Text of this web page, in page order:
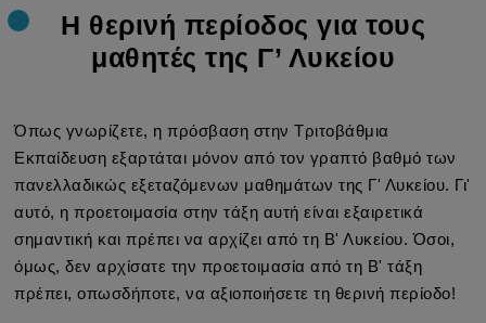
Η θερινή περίοδος για τους
μαθητές της Γ’ Λυκείου
Όπως γνωρίζετε, η πρόσβαση στην Τριτοβάθμια
Εκπαίδευση εξαρτάται μόνον από τον γραπτό βαθμό των
πανελλαδικώς εξεταζόμενων μαθημάτων της Γ' Λυκείου. Γι'
αυτό, η προετοιμασία στην τάξη αυτή είναι εξαιρετικά
σημαντική και πρέπει να αρχίζει από τη Β' Λυκείου. Όσοι,
όμως, δεν αρχίσατε την προετοιμασία από τη Β' τάξη
πρέπει, οπωσδήποτε, να αξιοποιήσετε τη θερινή περίοδο!